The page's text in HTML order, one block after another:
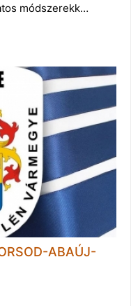
módszerekk…
ABAÚJ-